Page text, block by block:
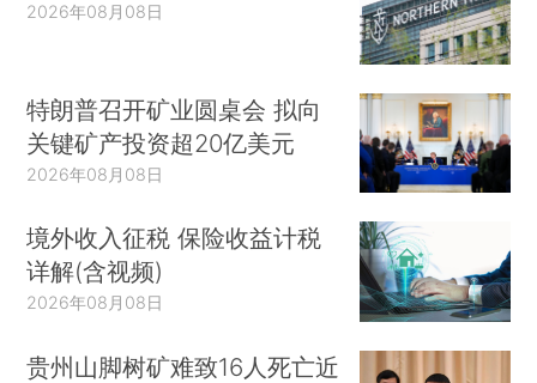
2026年08月08日
特朗普召开矿业圆桌会 拟向
关键矿产投资超20亿美元
2026年08月08日
境外收入征税 保险收益计税
详解(含视频)
2026年08月08日
贵州山脚树矿难致16人死亡近